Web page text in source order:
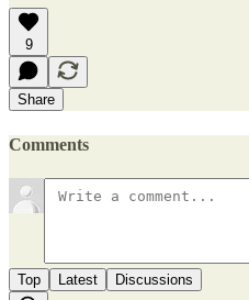
9
Share
Comments
Top Latest Discussions